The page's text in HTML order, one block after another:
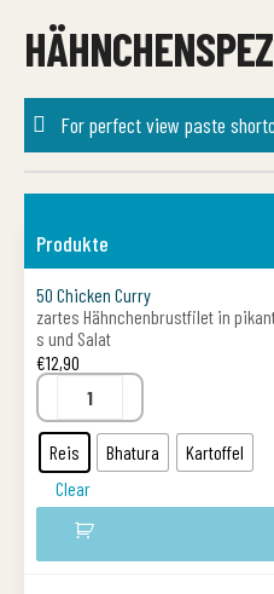
For perfect view paste
Produkte
50 Chicken Curry
zartes Hähnchenbrustfilet in
s und Salat
€12,90
Reis Bhatura
Kartoffel
Clear